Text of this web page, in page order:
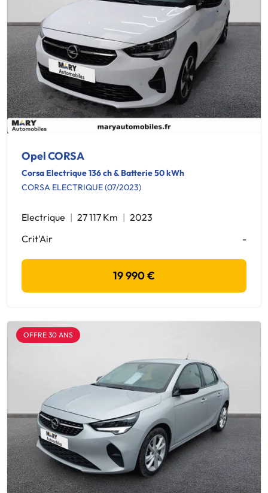
Opel CORSA
Corsa Electrique 136 ch & Batterie 50 kWh
CORSA ELECTRIQUE (07/2023)
Electrique 27 117 Km
2023
Crit'Air
-
19 990 €
OFFRE 30 ANS